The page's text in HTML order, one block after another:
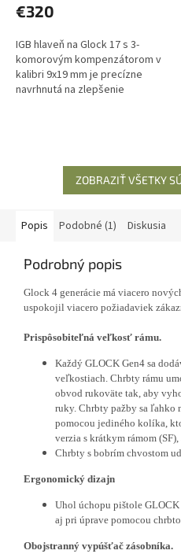
€320
IGB hlaveň na Glock 17 s 3-
komorovým kompenzátorom v
kalibri 9x19 mm je precízne
navrhnutá na zlepšenie
ZOBRAZIŤ VŠETKY
Popis Podobné (1) Diskusia
Podrobný popis
Glock 4 generácie má viacero
uspokojil viacero požiadaviek
Prispôsobiteľná veľkosť rámu.
Každý GLOCK Gen4 sa
veľkostiach. Chrbty rámu
obvod rukoväte tak, aby
ruky. Chrbty pažby sa ľahko
pomocou jediného kolíka,
verzia s krátkym rámom
Chrbty s bobrím chvostom
Ergonomický dizajn
Uhol úchopu pištole
aj pri úprave pomocou
Obojstranný vypúšťač zásobníka.